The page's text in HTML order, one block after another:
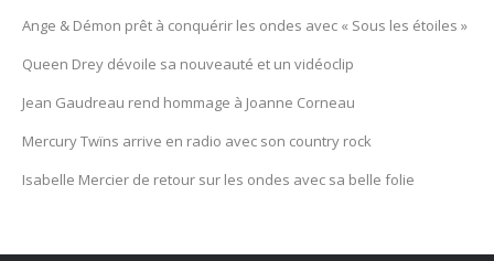
Ange & Démon prêt à conquérir les ondes avec « Sous les étoiles »
Queen Drey dévoile sa nouveauté et un vidéoclip
Jean Gaudreau rend hommage à Joanne Corneau
Mercury Twïns arrive en radio avec son country rock
Isabelle Mercier de retour sur les ondes avec sa belle folie